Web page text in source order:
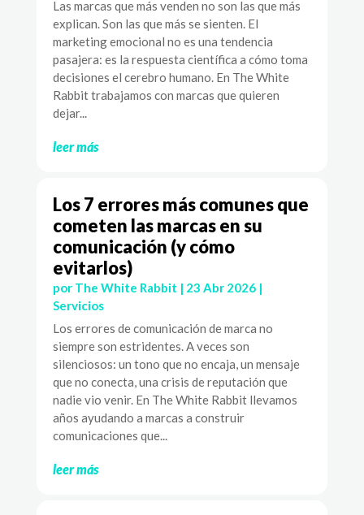
Las marcas que más venden no son las que más
explican. Son las que más se sienten. El
marketing emocional no es una tendencia
pasajera: es la respuesta científica a cómo toma
decisiones el cerebro humano. En The White
Rabbit trabajamos con marcas que quieren
dejar...
leer más
Los 7 errores más comunes que
cometen las marcas en su
comunicación (y cómo
evitarlos)
por The White Rabbit | 23 Abr 2026|
Servicios
Los errores de comunicación de marca no
siempre son estridentes. A veces son
silenciosos: un tono que no encaja, un mensaje
que no conecta, una crisis de reputación que
nadie vio venir. En The White Rabbit llevamos
años ayudando a marcas a construir
comunicaciones que...
leer más